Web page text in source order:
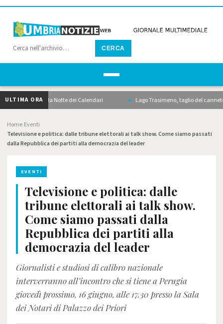
CERCA
ULTIMA ORA
motori con la Notte dei Calendari Lago Trasimeno, taglio del canneto,
Home Eventi
Televisione e politica: dalle tribune elettorali ai talk show. Come siamo passati
dalla Repubblica dei partiti alla democrazia del leader
EVENTI
Televisione e politica: dalle
tribune elettorali ai talk show.
Come siamo passati dalla
Repubblica dei partiti alla
democrazia del leader
Giornalisti e studiosi di calibro nazionale
interverranno all’incontro che si tiene a Perugia
giovedì prossimo, 16 giugno, alle 17.30 presso la Sala
dei Notari di Palazzo dei Priori